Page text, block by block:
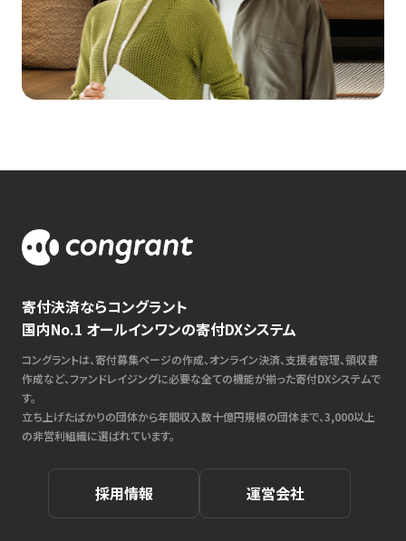
寄付決済ならコングラント
国内No.1 オールインワンの寄付DXシステム
コングラントは、寄付募集ページの作成、オンライン決済、支援者管理、領収書
作成など、ファンドレイジングに必要な全ての機能が揃った寄付DXシステムで
す。
立ち上げたばかりの団体から年間収入数十億円規模の団体まで、3,000以上
の非営利組織に選ばれています。
採用情報 運営会社